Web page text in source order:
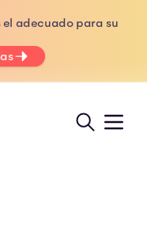
el adecuado para su